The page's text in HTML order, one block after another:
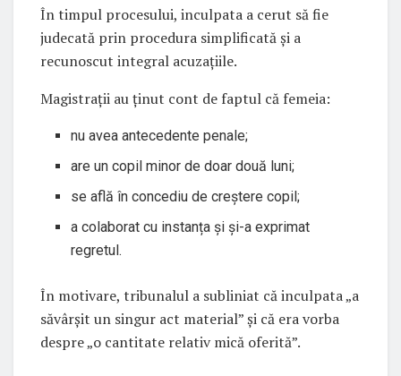
În timpul procesului, inculpata a cerut să fie
judecată prin procedura simplificată și a
recunoscut integral acuzațiile.
Magistrații au ținut cont de faptul că femeia:
nu avea antecedente penale;
are un copil minor de doar două luni;
se află în concediu de creștere copil;
a colaborat cu instanța și și-a exprimat
regretul.
În motivare, tribunalul a subliniat că inculpata „a
săvârșit un singur act material” și că era vorba
despre „o cantitate relativ mică oferită”.